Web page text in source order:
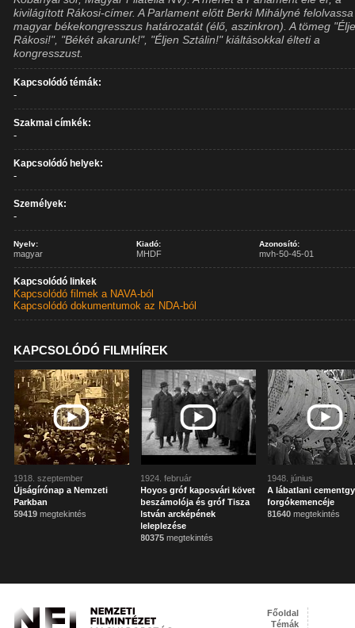
kivilágított Rákosi-címer. A Parlament előtt Berki Mihályné
magyar békekongresszus határozatát (élő, aszinkron). A tömeg
Rákosi!", "Békét akarunk!", "Éljen Sztálin!" kiáltásokkal élteti a
kongresszust.
Kapcsolódó témák:
-
Szakmai címkék:
-
Kapcsolódó helyek:
-
Személyek:
-
Nyelv:
magyar
Kiadó:
MHDF
Azonosító:
mvh-50-45-01
Kapcsolódó linkek
Kapcsolódó filmek a NAVA-ból
Kapcsolódó dokumentumok az NDA-ból
KAPCSOLÓDÓ FILMHÍREK
1918. szeptember
Újságírónap a Nemzeti
Parkban
59419 megtekintés
1924. február
Hoyos gróf kaposvári követ
beszámolója és gróf Tisza
István arcképének
leleplezése
80375 megtekintés
1948. június
A lábatlani
forgókemencéje
81640 megtekintés
Főoldal
Témák